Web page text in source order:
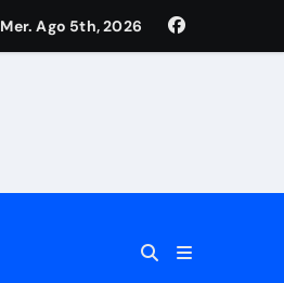
Mer. Ago 5th, 2026